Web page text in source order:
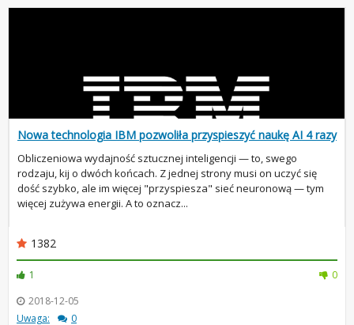
Nowa technologia IBM pozwoliła przyspieszyć naukę AI 4 razy
Obliczeniowa wydajność sztucznej inteligencji — to, swego
rodzaju, kij o dwóch końcach. Z jednej strony musi on uczyć się
dość szybko, ale im więcej "przyspiesza" sieć neuronową — tym
więcej zużywa energii. A to oznacz...
1382
1
0
2018-12-05
Uwaga:
0